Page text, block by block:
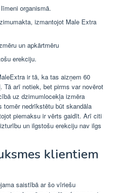
organismā.
izmantojot Male Extra
un apkārtmēru
erekciju.
ir tā, ka tas aizņem 60
Tā arī notiek, bet pirms var novērot
uz dzimumlocekļa izmēra
tomēr nedrīkstētu būt skandāla
piemaksu ir vērts gaidīt. Arī citi
un ilgstošu erekciju nav ilgs
klientiem
saistībā ar šo vīriešu